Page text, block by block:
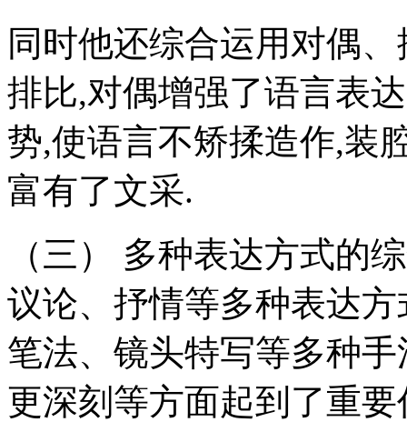
同时他还综合运用对偶
排比,对偶增强了语言表
势,使语言不矫揉造作,装
富有了文采.
（三） 多种表达方式的
议论、抒情等多种表达
笔法、镜头特写等多种
更深刻等方面起到了重要